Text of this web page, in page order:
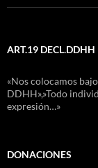
ART.19 DECL.DDHH
«Nos colocamos
DDHH»,»Todo
expresión…»
DONACIONES